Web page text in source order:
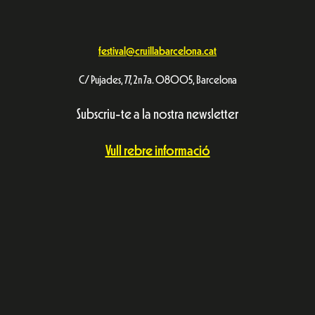
festival@cruillabarcelona.cat
C/ Pujades, 77, 2n 7a. 08005, Barcelona
Subscriu-te a la nostra newsletter
Vull rebre informació